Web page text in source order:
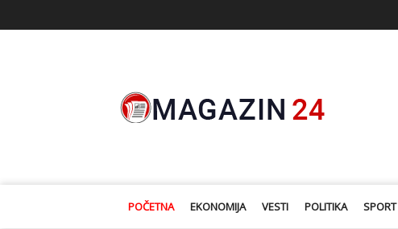
POČETNA EKONOMIJA VESTI POLITIKA SPORT